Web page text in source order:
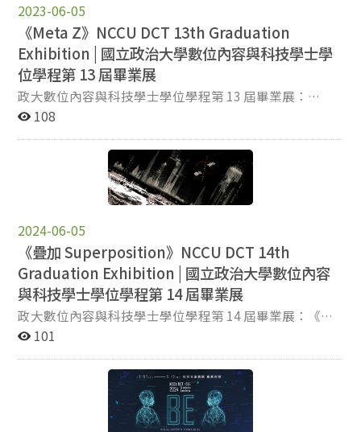
一個現實中前所未見的數位世界。 本屆展覽共展出八組創
作，橫跨虛擬實境（VR）、擴增實境（AR）及多種數位
互動裝置，每一個作品都將化為思想的介面，為觀者帶來
截然不同的全新感官體驗。 想讓大腦跳脫日常的感知迴
路、共同參與這場現實外的矩陣重構嗎？我們邀請你登陸
這場集體意識的實驗。歡迎蒞臨政大數位內容第 12 屆畢
業展：《腦外重構 externalMatrix》！ ▍展覽資訊 重構
時間 ｜ 2021/06/02（三）至 2021/06/06（日）10:00 -
17:00 實驗空間 ｜ 政治大學藝文中心 2F 入場權限 ｜ 免費
入場。無需預約報名，歡迎自由參觀。
2023-06-05
《Meta Z》NCCU DCT 13th Graduation
Exhibition | 國立政治大學數位內容與科技學士學
位學程第 13 屆畢業展
政大數位內容與科技學士學位學程第 13 屆畢業展：
《Meta Z》 「當後設的視角與新世代的基因在數位中交
「Meta」意指超越、之上與後設；「Z」則是未知的變
數，能自由代入人類、科技、社會等多元維度，不設限於
任何既定形式。身為與數位科技共生的 Z 世代，我們不斷
在演進的浪潮中追尋世界的軌跡。然而，當現實生活中所
時此地的限制，開創另一個平行共存的複數現實。 本屆畢
業展將化為一個思想的矩陣，由 Z 世代的創作者親自調變
科技的參數，展現突破框架的數位敘事。 想躍入這場超越
感官邊界的後設實驗、共同定義「Z」的無限可能嗎？我
們邀請你一同登陸這座全新開闢的現實。歡迎蒞臨政大數
位內容第 13 屆畢業展：《Meta Z》！ ▍展覽資訊 超越時
間 ｜ 2022/05/10（二）至 2022/05/14（六）10:00 -
17:00（最後一天至 15:00 止） 實驗空間 ｜ 政治大學藝文
中心 2F – 數位藝術中心 入場權限 ｜ 免費入場。無需預約
報名，歡迎自由參觀。
108
2024-06-05
《疊加 Superposition》NCCU DCT 14th
Graduation Exhibition | 國立政治大學數位內容
與科技學士學位學程第 14 屆畢業展
政大數位內容與科技學士學位學程第 14 屆畢業展：《疊
加 Superposition》 「此地不再，一切都是此時此刻。」
覺世界的方式。速度的進化致使位移的空間距離被抹除，
而空間的消失，讓時間也面臨質變，成為線上與線下同時
「疊加」的瞬時狀態。「疊加 Superposition」一方面強
調空間位移的消逝，一方面則聚焦於虛擬與現實時間的層
101